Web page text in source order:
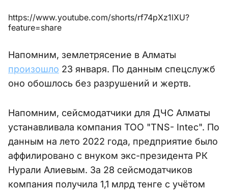
https://www.youtube.com/shorts/rf74pXz1lXU?
feature=share
Напомним, землетрясение в Алматы
произошло 23 января. По данным спецслужб
оно обошлось без разрушений и жертв.
Напомним, сейсмодатчики для ДЧС Алматы
устанавливала компания ТОО "TNS- Intec". По
данным на лето 2022 года, предприятие было
аффилировано с внуком экс-президента РК
Нурали Алиевым. За 28 сейсмодатчиков
компания получила 1,1 млрд тенге с учётом